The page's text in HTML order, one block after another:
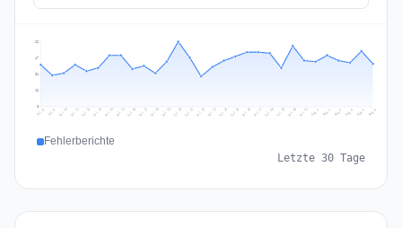
16
31
47
62
Jul 8 Jul 9 Jul 10 Jul 11 Jul 12 Jul 13 Jul 14 Jul 15 Jul 16 Jul 17 Jul 18 Jul 19 Jul 20 Jul 21 Jul 22 Jul 23 Jul 24 Jul 25 Jul 26 Jul 27 Jul 28 Jul 29 Jul 30 Jul 31 Aug 1 Aug 2 Aug 3 Aug 4 Aug 5 Aug 6
Fehlerberichte
Letzte 30 Tage